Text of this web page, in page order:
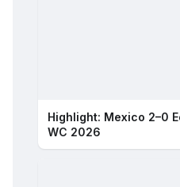
Highlight: Mexico 2–0
WC 2026